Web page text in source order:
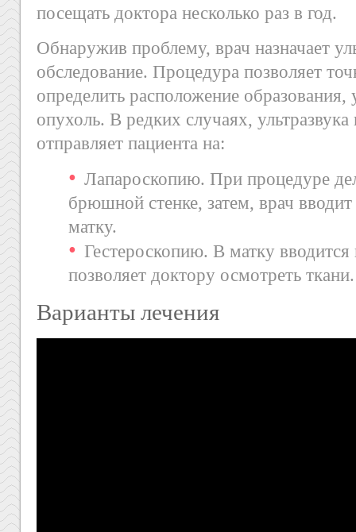
посещать доктора несколько раз в год.
Обнаружив проблему, врач назначает
обследование. Процедура позволяет
определить расположение образования,
опухоль. В редких случаях,
отправляет пациента на:
Лапароскопию. При процедуре
брюшной стенке, затем, врач
матку.
Гестероскопию. В матку
позволяет доктору осмотреть ткани.
Варианты лечения